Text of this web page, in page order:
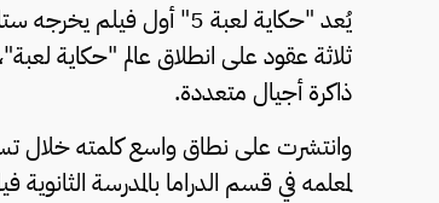
يُعد "حكاية لعبة 5" أول
ثلاثة عقود على انطلاق عالم "حكاية
ذاكرة أجيال متعددة.
لمعلمه في قسم الدراما بالمدرسة